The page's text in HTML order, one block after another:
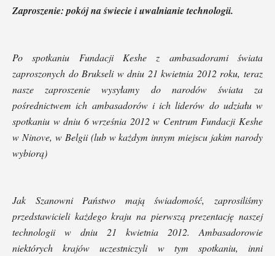
Zaproszenie: pokój na świecie i uwalnianie technologii.
Po spotkaniu Fundacji Keshe z ambasadorami świata
zaproszonych do Brukseli w dniu 21 kwietnia 2012 roku, teraz
nasze zaproszenie wysyłamy do narodów świata za
pośrednictwem ich ambasadorów i ich liderów do udziału w
spotkaniu w dniu 6 września 2012 w Centrum Fundacji Keshe
w Ninove, w Belgii (lub w każdym innym miejscu jakim narody
wybiorą)
Jak Szanowni Państwo mają świadomość, zaprosiliśmy
przedstawicieli każdego kraju na pierwszą prezentację naszej
technologii w dniu 21 kwietnia 2012. Ambasadorowie
niektórych krajów uczestniczyli w tym spotkaniu, inni